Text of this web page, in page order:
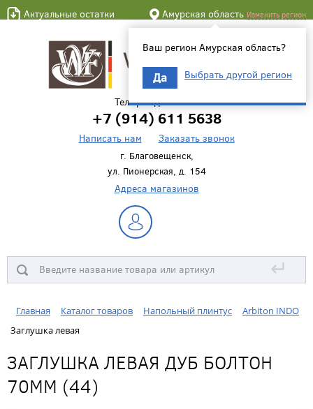
Актуальные остатки Амурская область Изменить регион
Ваш регион Амурская область?
Да Выбрать другой регион
Телефон для связи
+7 (914) 611 5638
Написать нам Заказать звонок
г. Благовещенск,
ул. Пионерская, д. 154
Адреса магазинов
↵
Главная Каталог товаров Напольный плинтус
Arbiton INDO
Заглушка левая
ЗАГЛУШКА ЛЕВАЯ ДУБ БОЛТОН
70ММ (44)